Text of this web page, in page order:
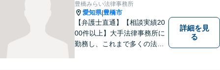
豊橋みらい法律事務所
愛知県|豊橋市
【弁護士直通】【相談実績20
00件以上】大手法律事務所に
勤務し、これまで多くの法律
詳細を見
る